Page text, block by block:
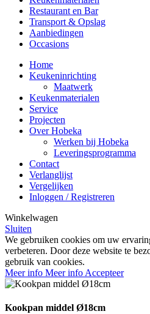
Restaurant en Bar
Transport & Opslag
Aanbiedingen
Occasions
Home
Keukeninrichting
Maatwerk
Keukenmaterialen
Service
Projecten
Over Hobeka
Werken bij Hobeka
Leveringsprogramma
Contact
Verlanglijst
Vergelijken
Inloggen / Registreren
Winkelwagen
Sluiten
We gebruiken cookies om uw
verbeteren. Door deze website te
gebruik van cookies.
Meer info Meer info Accepteer
Kookpan middel Ø18cm